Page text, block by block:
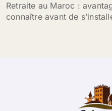
Retraite au Maroc :
connaître avant de